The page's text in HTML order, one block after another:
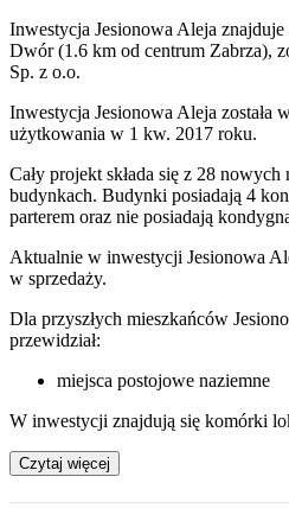
Inwestycja Jesionowa Aleja
Dwór (1.6 km od centrum Zabrza),
Sp. z o.o.
Inwestycja Jesionowa Aleja została
użytkowania w 1 kw. 2017 roku.
Cały projekt składa się z 28
budynkach. Budynki posiadają 4
parterem oraz nie posiadają
Aktualnie w inwestycji Jesionowa
w sprzedaży.
Dla przyszłych mieszkańców
przewidział:
miejsca postojowe naziemne
W inwestycji znajdują się komórki
Czytaj więcej